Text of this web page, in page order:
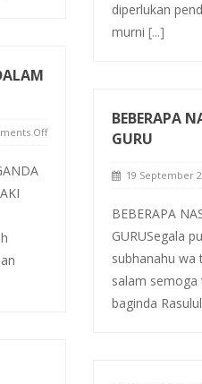
diperlukan
murni [...]
Off
BEBERAPA
GURU
19 September
BEBERAPA
GURUSegala
subhanahu wa
salam semoga
baginda